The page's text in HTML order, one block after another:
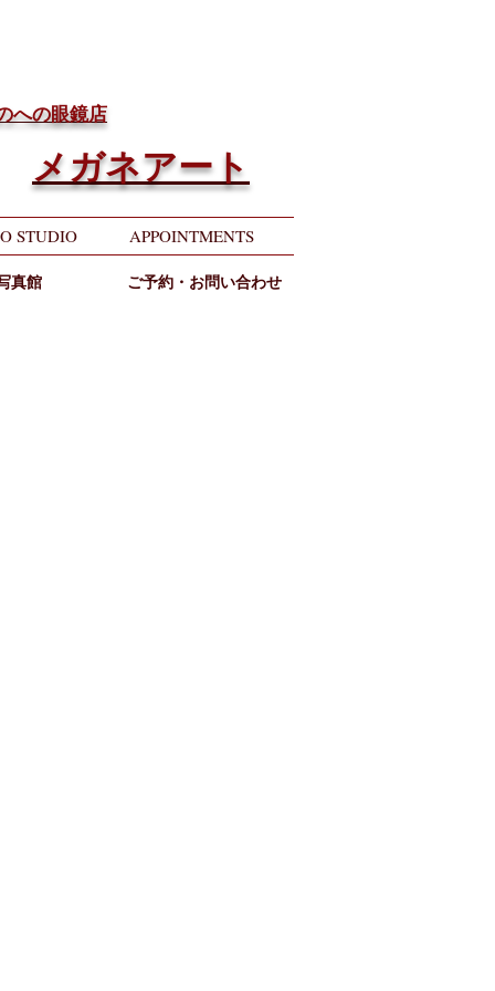
への眼鏡店
メガネアート
STUDIO APPOINTMENTS
真館 ご予約・お問い合わせ